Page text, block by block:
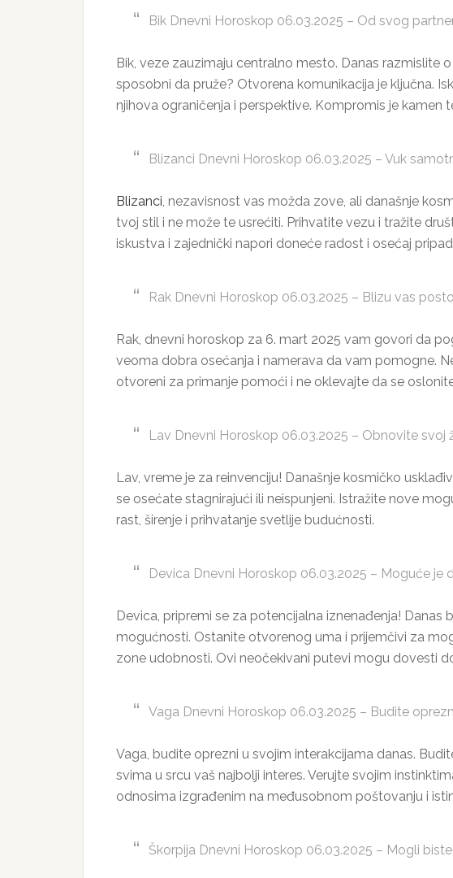
Bik Dnevni Horoskop 06.03.2025 – Od svog
Bik, veze zauzimaju centralno mesto. Danas razmislite
sposobni da pruže? Otvorena komunikacija je ključna.
njihova ograničenja i perspektive. Kompromis je kamen
Blizanci Dnevni Horoskop 06.03.2025 – Vuk
Blizanci, nezavisnost vas možda zove, ali današnje
tvoj stil i ne može te usrećiti. Prihvatite vezu i tražite
iskustva i zajednički napori doneće radost i osećaj
Rak Dnevni Horoskop 06.03.2025 – Blizu vas
Rak, dnevni horoskop za 6. mart 2025 vam govori da
veoma dobra osećanja i namerava da vam pomogne.
otvoreni za primanje pomoći i ne oklevajte da se
Lav Dnevni Horoskop 06.03.2025 – Obnovite
Lav, vreme je za reinvenciju! Današnje kosmičko
se osećate stagnirajući ili neispunjeni. Istražite nove
rast, širenje i prihvatanje svetlije budućnosti.
Devica Dnevni Horoskop 06.03.2025 – Moguće
Devica, pripremi se za potencijalna iznenađenja!
mogućnosti. Ostanite otvorenog uma i prijemčivi za
zone udobnosti. Ovi neočekivani putevi mogu dovesti
Vaga Dnevni Horoskop 06.03.2025 – Budite
Vaga, budite oprezni u svojim interakcijama danas.
svima u srcu vaš najbolji interes. Verujte svojim
odnosima izgrađenim na međusobnom poštovanju i
Škorpija Dnevni Horoskop 06.03.2025 – Mogli